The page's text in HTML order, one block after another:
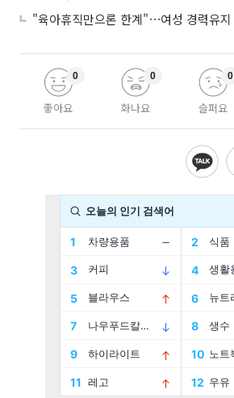
좋아요
0
화나요
0
슬퍼요
0